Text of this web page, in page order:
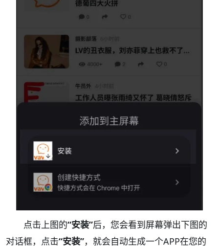
点击上图的“安装”后，您会看到屏幕弹出下图的
对话框，点击“安装”，就会自动生成一个APP在您的